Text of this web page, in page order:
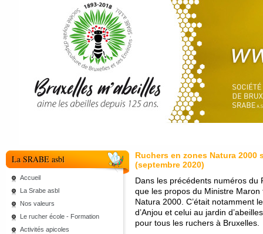
La SRABE asbl
Accueil
La Srabe asbl
Nos valeurs
Le rucher école - Formation
Activités apicoles
Ruchers en zones Natura
(septembre 2020)
Dans les précédents numéros du
que les propos du Ministre
Natura 2000. C’était notamment
d’Anjou et celui au jardin
pour tous les ruchers à Bruxelles.